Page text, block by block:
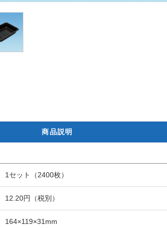
商品説明
1セット（2400枚）
12.20円（税別）
164×119×31mm